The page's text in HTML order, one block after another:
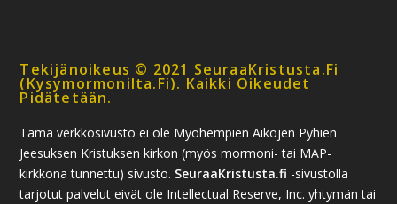
Tekijänoikeus © 2021 SeuraaKristusta.fi
(kysymormonilta.fi). Kaikki Oikeudet
Pidätetään.
Tämä verkkosivusto ei ole Myöhempien Aikojen Pyhien
Jeesuksen Kristuksen kirkon (myös mormoni- tai MAP-
kirkkona tunnettu) sivusto. SeuraaKristusta.fi -sivustolla
tarjotut palvelut eivät ole Intellectual Reserve, Inc. yhtymän tai